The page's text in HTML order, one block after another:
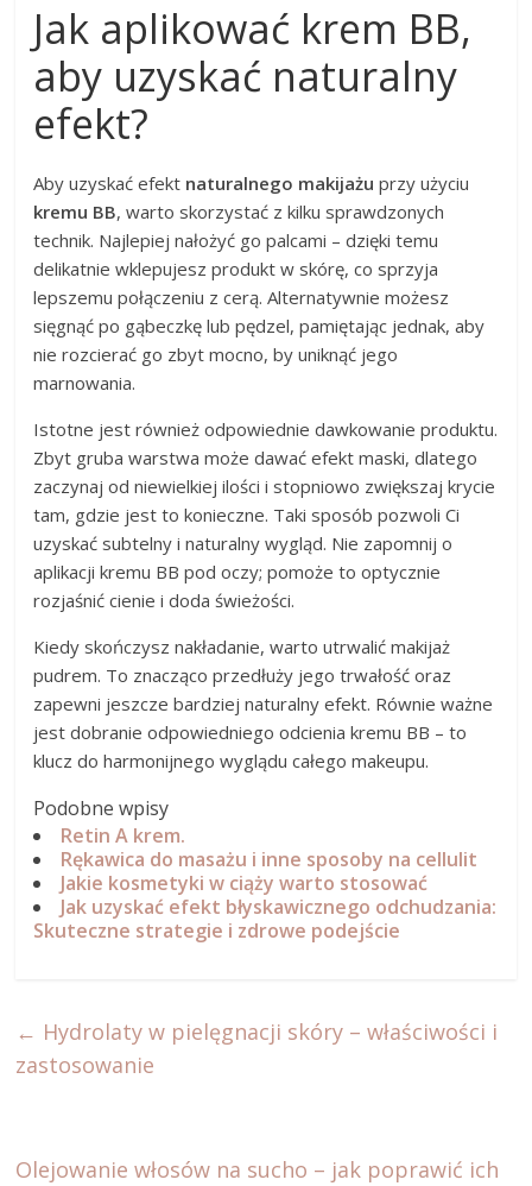
Jak aplikować krem BB,
aby uzyskać naturalny
efekt?
Aby uzyskać efekt naturalnego makijażu przy użyciu
kremu BB, warto skorzystać z kilku sprawdzonych
technik. Najlepiej nałożyć go palcami – dzięki temu
delikatnie wklepujesz produkt w skórę, co sprzyja
lepszemu połączeniu z cerą. Alternatywnie możesz
sięgnąć po gąbeczkę lub pędzel, pamiętając jednak, aby
nie rozcierać go zbyt mocno, by uniknąć jego
marnowania.
Istotne jest również odpowiednie dawkowanie produktu.
Zbyt gruba warstwa może dawać efekt maski, dlatego
zaczynaj od niewielkiej ilości i stopniowo zwiększaj krycie
tam, gdzie jest to konieczne. Taki sposób pozwoli Ci
uzyskać subtelny i naturalny wygląd. Nie zapomnij o
aplikacji kremu BB pod oczy; pomoże to optycznie
rozjaśnić cienie i doda świeżości.
Kiedy skończysz nakładanie, warto utrwalić makijaż
pudrem. To znacząco przedłuży jego trwałość oraz
zapewni jeszcze bardziej naturalny efekt. Równie ważne
jest dobranie odpowiedniego odcienia kremu BB – to
klucz do harmonijnego wyglądu całego makeupu.
Podobne wpisy
Retin A krem.
Rękawica do masażu i inne sposoby na cellulit
Jakie kosmetyki w ciąży warto stosować
Jak uzyskać efekt błyskawicznego odchudzania:
Skuteczne strategie i zdrowe podejście
← Hydrolaty w pielęgnacji skóry – właściwości i
zastosowanie
Olejowanie włosów na sucho – jak poprawić ich